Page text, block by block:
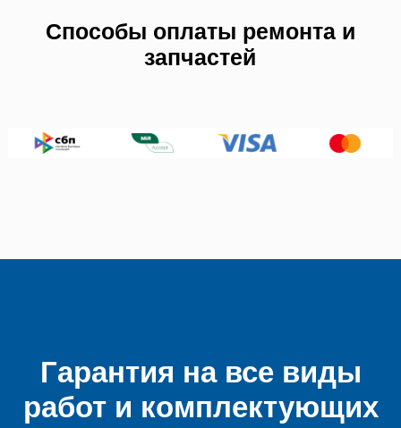
Способы оплаты ремонта и
запчастей
Гарантия на все виды
работ и комплектующих